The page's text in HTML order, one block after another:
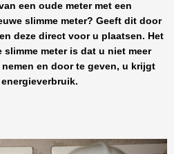
een oude meter met een
slimme meter? Geeft dit door
deze direct voor u plaatsen. Het
meter is dat u niet meer
en door te geven, u krijgt